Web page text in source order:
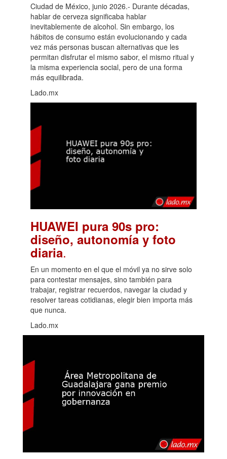
Ciudad de México, junio 2026.- Durante décadas,
hablar de cerveza significaba hablar
inevitablemente de alcohol. Sin embargo, los
hábitos de consumo están evolucionando y cada
vez más personas buscan alternativas que les
permitan disfrutar el mismo sabor, el mismo ritual y
la misma experiencia social, pero de una forma
más equilibrada.
Lado.mx
HUAWEI pura 90s pro:
diseño, autonomía y foto
diaria.
En un momento en el que el móvil ya no sirve solo
para contestar mensajes, sino también para
trabajar, registrar recuerdos, navegar la ciudad y
resolver tareas cotidianas, elegir bien importa más
que nunca.
Lado.mx